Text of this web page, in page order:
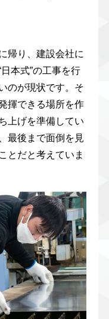
帰り、建設会社に
本式”の工事を行
のが現状です。そ
揮できる場所を作
上げを準備してい
最後まで面倒を見
とだと考えていま